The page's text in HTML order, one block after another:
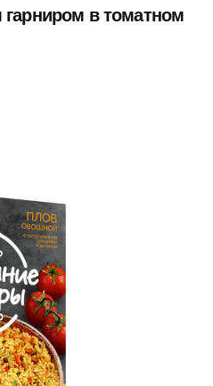
в томатном